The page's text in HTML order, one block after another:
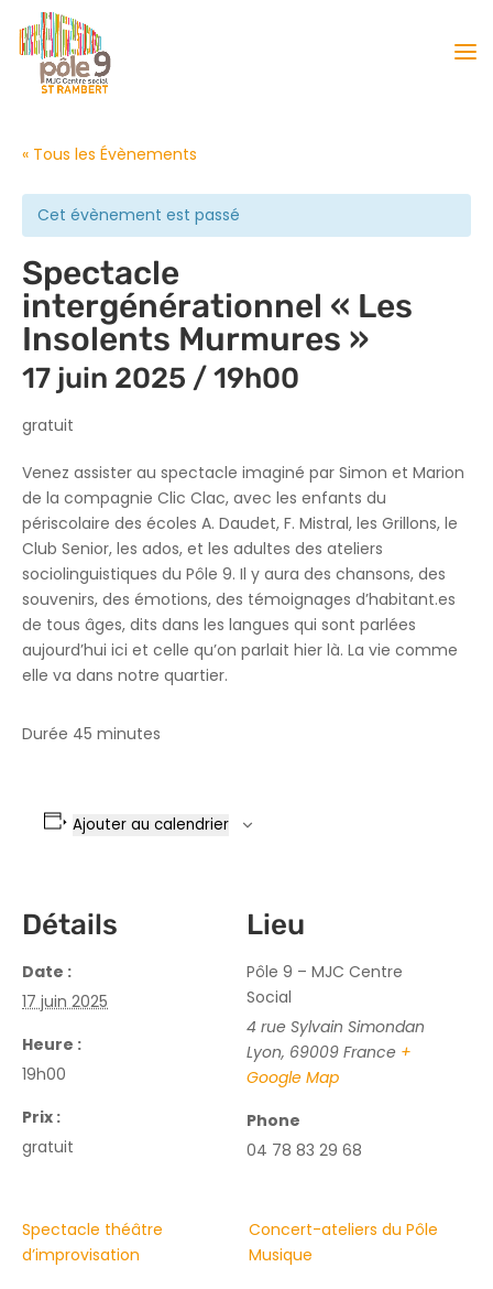
« Tous les Évènements
Cet évènement est passé
Spectacle
intergénérationnel « Les
Insolents Murmures »
17 juin 2025 / 19h00
gratuit
Venez assister au spectacle imaginé par Simon et Marion
de la compagnie Clic Clac, avec les enfants du
périscolaire des écoles A. Daudet, F. Mistral, les Grillons, le
Club Senior, les ados, et les adultes des ateliers
sociolinguistiques du Pôle 9. Il y aura des chansons, des
souvenirs, des émotions, des témoignages d’habitant.es
de tous âges, dits dans les langues qui sont parlées
aujourd’hui ici et celle qu’on parlait hier là. La vie comme
elle va dans notre quartier.
Durée 45 minutes
Ajouter au calendrier
Détails
Date :
17 juin 2025
Heure :
19h00
Prix :
gratuit
Lieu
Pôle 9 – MJC Centre
Social
4 rue Sylvain Simondan
Lyon, 69009 France +
Google Map
Phone
04 78 83 29 68
Spectacle théâtre
d’improvisation
Concert-ateliers du Pôle
Musique